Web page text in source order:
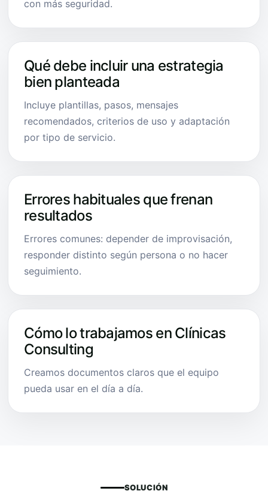
con más seguridad.
Qué debe incluir una estrategia
bien planteada
Incluye plantillas, pasos, mensajes
recomendados, criterios de uso y adaptación
por tipo de servicio.
Errores habituales que frenan
resultados
Errores comunes: depender de improvisación,
responder distinto según persona o no hacer
seguimiento.
Cómo lo trabajamos en Clínicas
Consulting
Creamos documentos claros que el equipo
pueda usar en el día a día.
SOLUCIÓN